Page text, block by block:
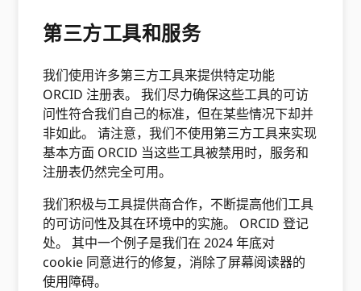
第三方工具和服务
我们使用许多第三方工具来提供特定功能
ORCID 注册表。 我们尽力确保这些工具的可访
问性符合我们自己的标准，但在某些情况下却并
非如此。 请注意，我们不使用第三方工具来实现
基本方面 ORCID 当这些工具被禁用时，服务和
注册表仍然完全可用。
我们积极与工具提供商合作，不断提高他们工具
的可访问性及其在环境中的实施。 ORCID 登记
处。 其中一个例子是我们在 2024 年底对
cookie 同意进行的修复，消除了屏幕阅读器的
使用障碍。